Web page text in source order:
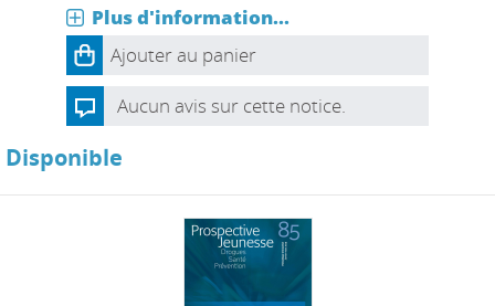
Plus d'information...
Ajouter au panier
Aucun avis sur cette notice.
Disponible